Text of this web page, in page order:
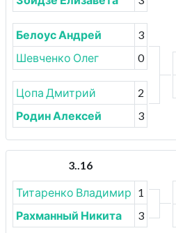
Белоус Андрей
3
Шевченко Олег
0
Цопа Дмитрий
2
Родин Алексей
3
3..16
Титаренко Владимир 1
Рахманный Никита
3